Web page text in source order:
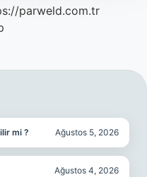
parweld.com.tr
mi ? Ağustos 5, 2026
Ağustos 4, 2026